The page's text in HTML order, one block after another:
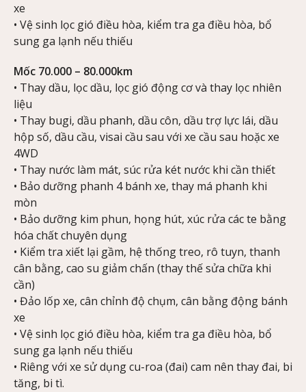
xe
• Vệ sinh lọc gió điều hòa, kiểm tra ga điều hòa, bổ
sung ga lạnh nếu thiếu
Mốc 70.000 – 80.000km
• Thay dầu, lọc dầu, lọc gió động cơ và thay lọc nhiên
liệu
• Thay bugi, dầu phanh, dầu côn, dầu trợ lực lái, dầu
hộp số, dầu cầu, visai cầu sau với xe cầu sau hoặc xe
4WD
• Thay nước làm mát, súc rửa két nước khi cần thiết
• Bảo dưỡng phanh 4 bánh xe, thay má phanh khi
mòn
• Bảo dưỡng kim phun, họng hút, xúc rửa các te bằng
hóa chất chuyên dụng
• Kiểm tra xiết lại gầm, hệ thống treo, rô tuyn, thanh
cân bằng, cao su giảm chấn (thay thế sửa chữa khi
cần)
• Đảo lốp xe, cân chỉnh độ chụm, cân bằng động bánh
xe
• Vệ sinh lọc gió điều hòa, kiểm tra ga điều hòa, bổ
sung ga lạnh nếu thiếu
• Riêng với xe sử dụng cu-roa (đai) cam nên thay đai, bi
tăng, bi tì.